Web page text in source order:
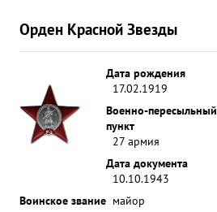
Орден Красной Звезды
Дата рождения
17.02.1919
Военно-пересыльный
пункт
27 армия
Дата документа
10.10.1943
Воинское звание майор